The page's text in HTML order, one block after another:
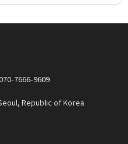
7666-9609
Republic of Korea